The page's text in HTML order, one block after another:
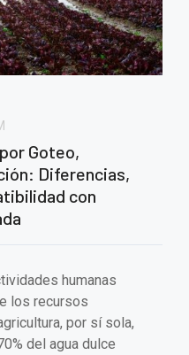
Goteo,
Diferencias,
con
humanas
los recursos
por sí sola,
del agua dulce